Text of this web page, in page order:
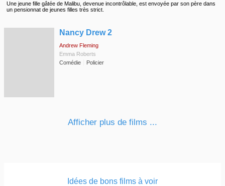
Une jeune fille gâtée de Malibu, devenue incontrôlable, est envoyée par son père dans
un pensionnat de jeunes filles très strict.
Nancy Drew 2
Andrew Fleming
Emma Roberts
Comédie
Policier
Afficher plus de films ...
Idées de bons films à voir